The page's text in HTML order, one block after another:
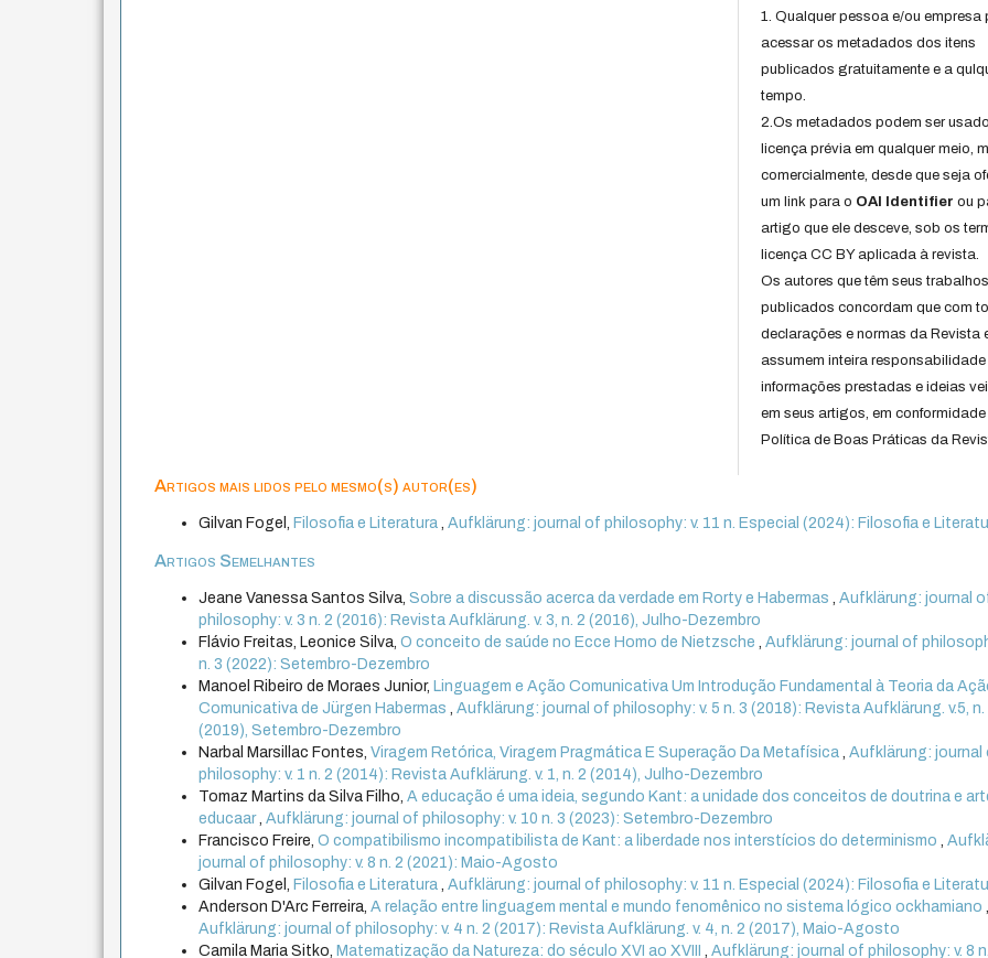
1. Qualquer pessoa e/ou empresa
acessar os metadados dos itens
publicados gratuitamente e a
tempo.
2.Os metadados podem ser
licença prévia em qualquer meio,
comercialmente, desde que seja
um link para o OAI Identifier ou
artigo que ele desceve, sob os
licença CC BY aplicada à revista.
Os autores que têm seus trabalhos
publicados concordam que com
declarações e normas da Revista
assumem inteira responsabilidade
informações prestadas e ideias
em seus artigos, em
Política de Boas Práticas da
Artigos mais lidos pelo mesmo(s) autor(es)
Gilvan Fogel, Filosofia e Literatura,Aufklärung: journal of philosophy: v. 11 n. Especial (2024): Filosofia e
Artigos Semelhantes
Jeane Vanessa Santos Silva,Sobre a discussão acerca da verdade em Rorty e Habermas,Aufklärung: journal
philosophy: v. 3 n. 2 (2016): Revista Aufklärung. v. 3, n. 2 (2016), Julho-Dezembro
Flávio Freitas, Leonice Silva,O conceito de saúde no Ecce Homo de Nietzsche,Aufklärung: journal of
n. 3 (2022): Setembro-Dezembro
Manoel Ribeiro de Moraes Junior, Linguagem e Ação Comunicativa Um Introdução Fundamental à Teoria da
Comunicativa de Jürgen Habermas,Aufklärung: journal of philosophy: v. 5 n. 3 (2018): Revista Aufklärung. v.5, n.
(2019), Setembro-Dezembro
Narbal Marsillac Fontes,Viragem Retórica, Viragem Pragmática E Superação Da Metafísica,Aufklärung: journal
philosophy: v. 1 n. 2 (2014): Revista Aufklärung. v. 1, n. 2 (2014), Julho-Dezembro
Tomaz Martins da Silva Filho,A educação é uma ideia, segundo Kant: a unidade dos conceitos de doutrina e
educaar,Aufklärung: journal of philosophy: v. 10 n. 3 (2023): Setembro-Dezembro
Francisco Freire,O compatibilismo incompatibilista de Kant: a liberdade nos interstícios do determinismo,
journal of philosophy: v. 8 n. 2 (2021): Maio-Agosto
Gilvan Fogel, Filosofia e Literatura,Aufklärung: journal of philosophy: v. 11 n. Especial (2024): Filosofia e
Anderson D'Arc Ferreira,A relação entre linguagem mental e mundo fenomênico no sistema lógico ockhamiano,
Aufklärung: journal of philosophy: v. 4 n. 2 (2017): Revista Aufklärung. v. 4, n. 2 (2017), Maio-Agosto
Camila Maria Sitko, Matematização da Natureza: do século XVI ao XVIII,Aufklärung: journal of philosophy: v. 8